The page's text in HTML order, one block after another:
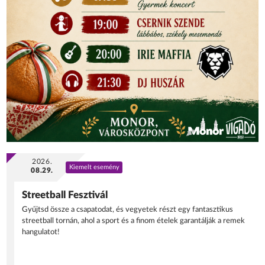
2026.
08.29.
Kiemelt esemény
Streetball Fesztivál
Gyűjtsd össze a csapatodat, és vegyetek részt egy fantasztikus
streetball tornán, ahol a sport és a finom ételek garantálják a remek
hangulatot!